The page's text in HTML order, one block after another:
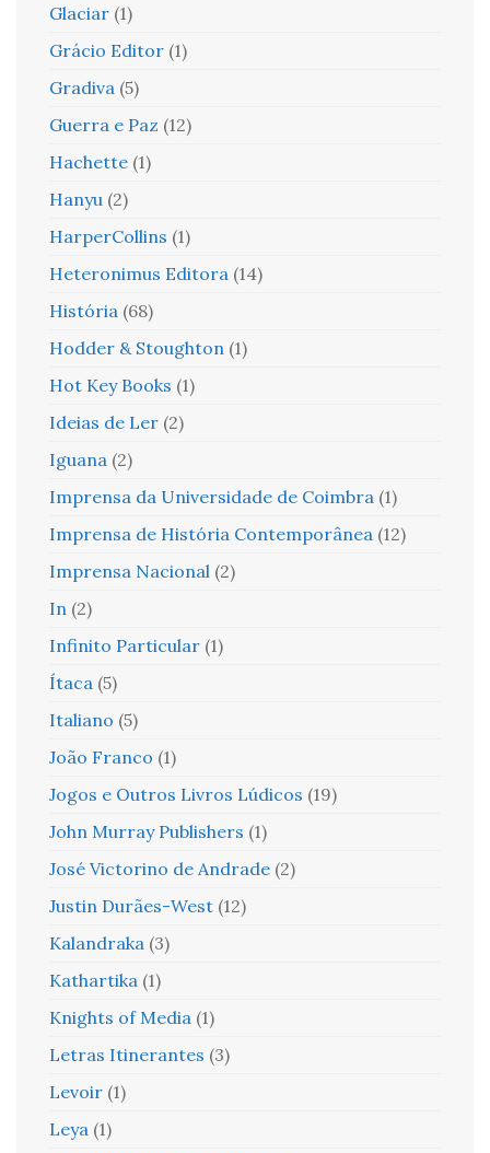
Glaciar (1)
Grácio Editor (1)
Gradiva (5)
Guerra e Paz (12)
Hachette (1)
Hanyu (2)
HarperCollins (1)
Heteronimus Editora (14)
História (68)
Hodder & Stoughton (1)
Hot Key Books (1)
Ideias de Ler (2)
Iguana (2)
Imprensa da Universidade de Coimbra (1)
Imprensa de História Contemporânea (12)
Imprensa Nacional (2)
In (2)
Infinito Particular (1)
Ítaca (5)
Italiano (5)
João Franco (1)
Jogos e Outros Livros Lúdicos (19)
John Murray Publishers (1)
José Victorino de Andrade (2)
Justin Durães-West (12)
Kalandraka (3)
Kathartika (1)
Knights of Media (1)
Letras Itinerantes (3)
Levoir (1)
Leya (1)